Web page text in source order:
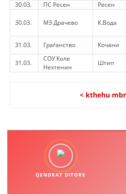
30.03.
ПС Ресен Ресен
30.03. МЗ Драчево К.Вода
31.03.
Граѓанство Кочани
31.03.
СОУ Коле
Нехтенин
Штип
< kthehu
QENDRAT DITORE